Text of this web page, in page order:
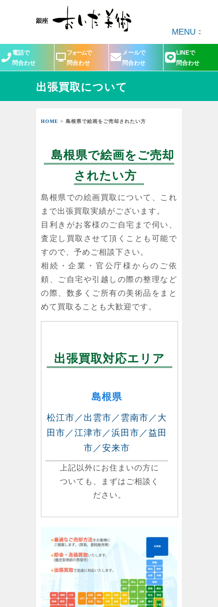
MENU
電話で
問合わせ
フォームで
問合わせ
メールで
問合わせ
LINEで
問合わせ
出張買取について
HOME > 島根県で絵画をご売却されたい方
島根県で絵画をご売却
されたい方
島根県での絵画買取について、これ
まで出張買取実績がございます。
目利きがお客様のご自宅まで伺い、
査定し買取させて頂くことも可能で
すので、予めご相談下さい。
相続・企業・官公庁様からのご依
頼、ご自宅や引越しの際の整理など
の際、数多くご所有の美術品をまと
めて買取ることも大歓迎です。
出張買取対応エリア
島根県
松江市／出雲市／雲南市／大
田市／江津市／浜田市／益田
市／安来市
上記以外にお住まいの方に
ついても、まずはご相談く
ださい。